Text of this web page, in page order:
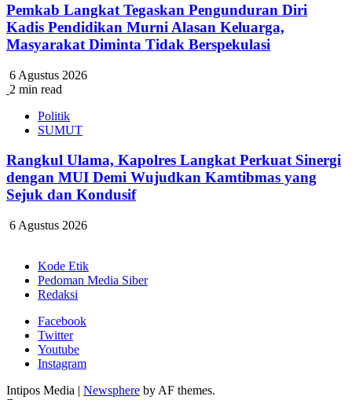
Pemkab Langkat Tegaskan Pengunduran Diri
Kadis Pendidikan Murni Alasan Keluarga,
Masyarakat Diminta Tidak Berspekulasi
6 Agustus 2026
2 min read
Politik
SUMUT
Rangkul Ulama, Kapolres Langkat Perkuat Sinergi
dengan MUI Demi Wujudkan Kamtibmas yang
Sejuk dan Kondusif
6 Agustus 2026
Kode Etik
Pedoman Media Siber
Redaksi
Facebook
Twitter
Youtube
Instagram
Intipos Media | Newsphere by AF themes.